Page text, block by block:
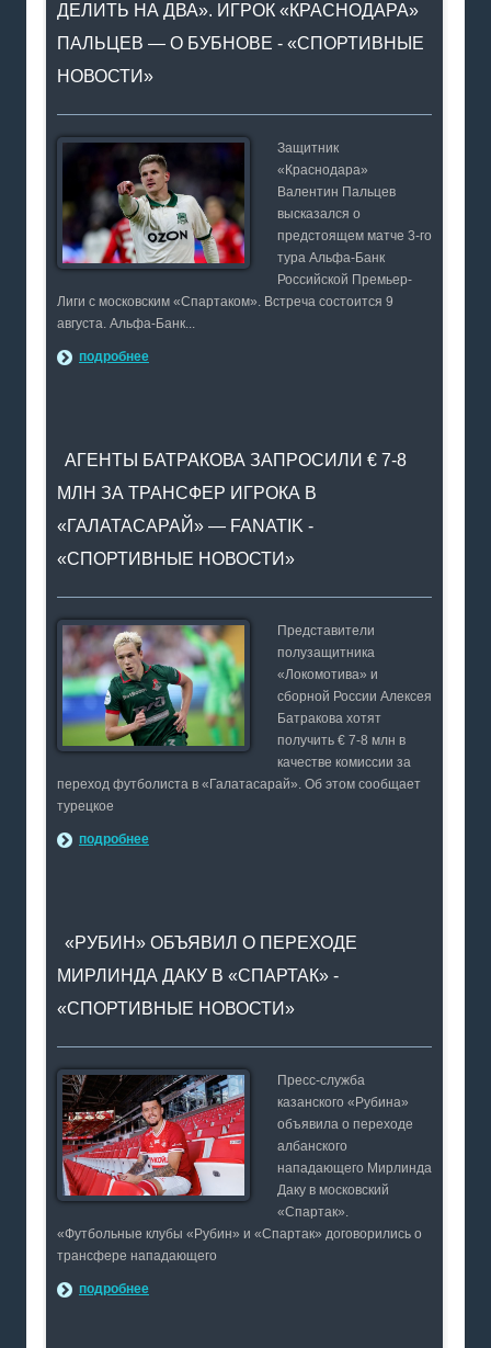
ДЕЛИТЬ НА ДВА». ИГРОК «КРАСНОДАРА»
ПАЛЬЦЕВ — О БУБНОВЕ - «СПОРТИВНЫЕ
НОВОСТИ»
Защитник
«Краснодара»
Валентин Пальцев
высказался о
предстоящем матче 3-го
тура Альфа-Банк
Российской Премьер-
Лиги с московским «Спартаком». Встреча состоится 9
августа. Альфа-Банк...
подробнее
АГЕНТЫ БАТРАКОВА ЗАПРОСИЛИ € 7-8
МЛН ЗА ТРАНСФЕР ИГРОКА В
«ГАЛАТАСАРАЙ» — FANATIK -
«СПОРТИВНЫЕ НОВОСТИ»
Представители
полузащитника
«Локомотива» и
сборной России Алексея
Батракова хотят
получить € 7-8 млн в
качестве комиссии за
переход футболиста в «Галатасарай». Об этом сообщает
турецкое
подробнее
«РУБИН» ОБЪЯВИЛ О ПЕРЕХОДЕ
МИРЛИНДА ДАКУ В «СПАРТАК» -
«СПОРТИВНЫЕ НОВОСТИ»
Пресс-служба
казанского «Рубина»
объявила о переходе
албанского
нападающего Мирлинда
Даку в московский
«Спартак».
«Футбольные клубы «Рубин» и «Спартак» договорились о
трансфере нападающего
подробнее